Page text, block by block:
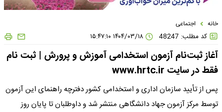
خانه اجتماعی
کد مطلب: 48247
آغاز ثبت‌نام آزمون استخدامی آموزش‌ و پرورش | ثبت نام
فقط در سایت www.hrtc.ir
پس از تأیید سازمان اداری و استخدامی کشور دفترچه راهنمای این آزمون
توسط مرکز آزمون جهاد دانشگاهی منتشر شد و داوطلبان تا پایان روز